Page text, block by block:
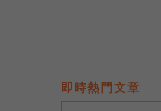
即時熱門文章